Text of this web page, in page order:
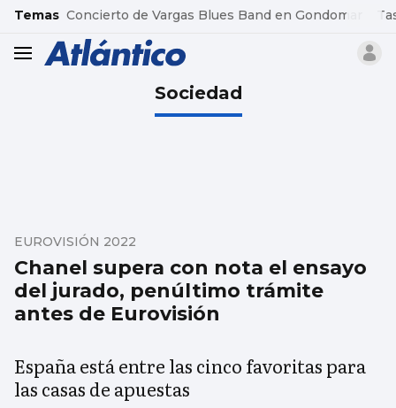
common.go-to-content
Temas Concierto de Vargas Blues Band en Gondomar
header.menu.open
Sociedad
Chanel supera con nota el ensayo
del jurado, penúltimo trámite
antes de Eurovisión
EUROVISIÓN 2022
España está entre las cinco favoritas para
las casas de apuestas